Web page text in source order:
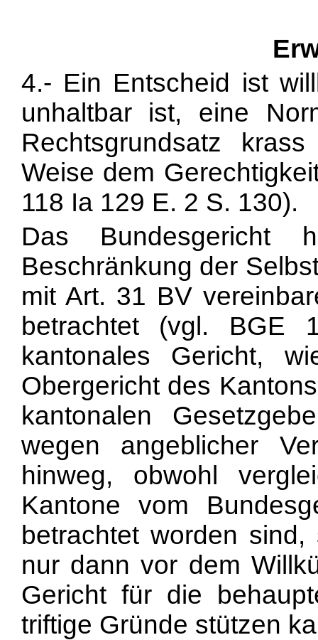
4.- Ein Entscheid ist
unhaltbar ist, eine
Rechtsgrundsatz
Weise dem
118 Ia 129 E. 2 S. 130).
Das
Beschränkung der
mit Art. 31 BV
betrachtet (vgl. BGE
kantonales Gericht,
Obergericht des
kantonalen
wegen angeblicher
hinweg, obwohl
Kantone vom
betrachtet worden
nur dann vor dem
Gericht für die
triftige Gründe stützen